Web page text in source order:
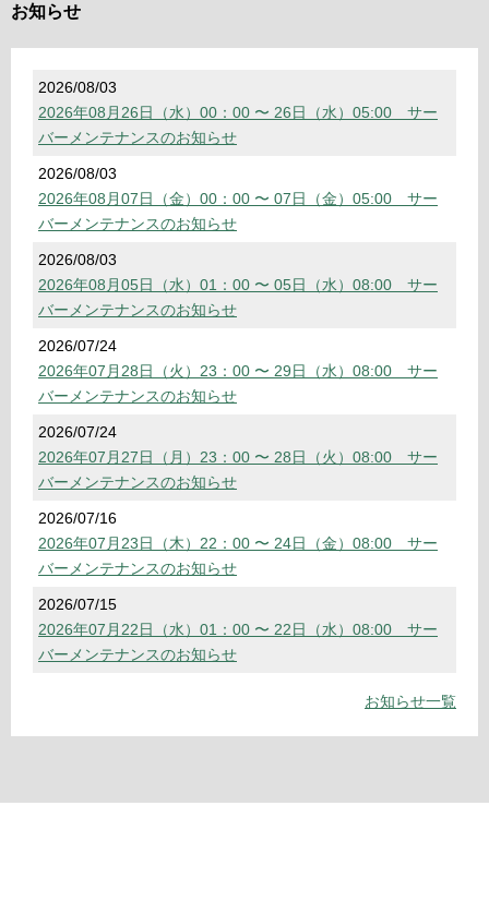
お知らせ
2026/08/03
2026年08月26日（水）00：00 〜 26日（水）05:00 サー
バーメンテナンスのお知らせ
2026/08/03
2026年08月07日（金）00：00 〜 07日（金）05:00 サー
バーメンテナンスのお知らせ
2026/08/03
2026年08月05日（水）01：00 〜 05日（水）08:00 サー
バーメンテナンスのお知らせ
2026/07/24
2026年07月28日（火）23：00 〜 29日（水）08:00 サー
バーメンテナンスのお知らせ
2026/07/24
2026年07月27日（月）23：00 〜 28日（火）08:00 サー
バーメンテナンスのお知らせ
2026/07/16
2026年07月23日（木）22：00 〜 24日（金）08:00 サー
バーメンテナンスのお知らせ
2026/07/15
2026年07月22日（水）01：00 〜 22日（水）08:00 サー
バーメンテナンスのお知らせ
お知らせ一覧